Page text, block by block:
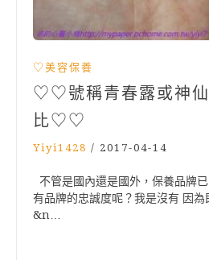
♡美容保養
♡♡號稱青春露或神仙
比♡♡
Yiyi1428 / 2017-04-14
不管是國內還是國外，保養品牌
有品牌的忠誠度呢？我是沒有 因為
&n…